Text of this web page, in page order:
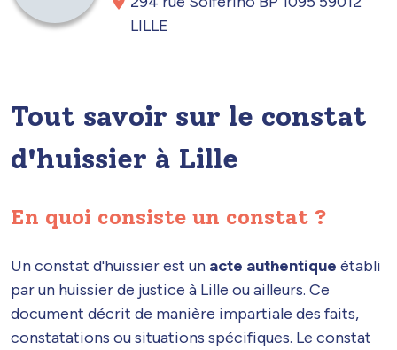
LILLE
Tout savoir sur le constat
d'huissier à Lille
En quoi consiste un constat ?
Un constat d'huissier est un acte authentique établi
par un huissier de justice à Lille ou ailleurs. Ce
document décrit de manière impartiale des faits,
constatations ou situations spécifiques. Le constat